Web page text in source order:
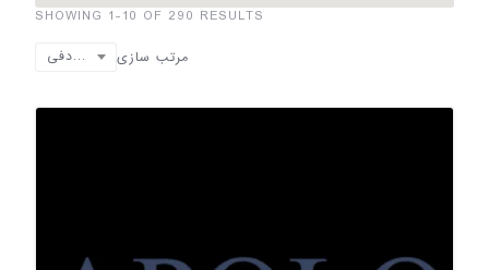
SHOWING 1-10 OF 290 RESULTS
مرتب سازی تصادفی